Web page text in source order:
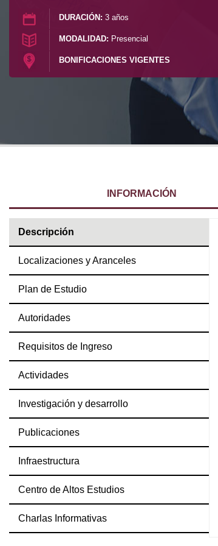
DURACIÓN: 3 años
MODALIDAD: Presencial
BONIFICACIONES VIGENTES
INFORMACIÓN
Descripción
Localizaciones y Aranceles
Plan de Estudio
Autoridades
Requisitos de Ingreso
Actividades
Investigación y desarrollo
Publicaciones
Infraestructura
Centro de Altos Estudios
Charlas Informativas